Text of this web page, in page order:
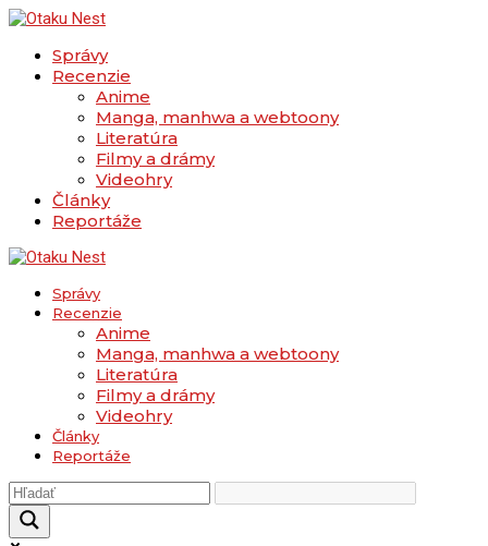
Správy
Recenzie
Anime
Manga, manhwa a webtoony
Literatúra
Filmy a drámy
Videohry
Články
Reportáže
Správy
Recenzie
Anime
Manga, manhwa a webtoony
Literatúra
Filmy a drámy
Videohry
Články
Reportáže